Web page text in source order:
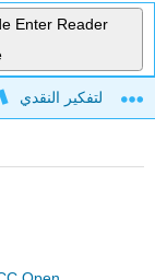
Enter Reader